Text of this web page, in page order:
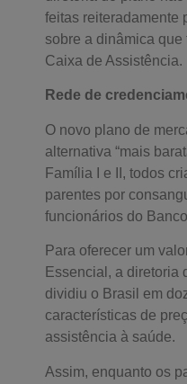
feitas reiteradamente
sobre a dinâmica
Caixa de Assistência.
Rede de
O novo plano de
alternativa “mais
Família I e II, todos
parentes por
funcionários do
Para oferecer um
Essencial, a diretoria
dividiu o Brasil em
características de
assistência à saúde.
Assim, enquanto os